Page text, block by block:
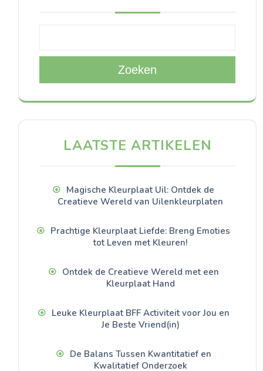
Zoeken
LAATSTE ARTIKELEN
Magische Kleurplaat Uil: Ontdek de
Creatieve Wereld van Uilenkleurplaten
Prachtige Kleurplaat Liefde: Breng Emoties
tot Leven met Kleuren!
Ontdek de Creatieve Wereld met een
Kleurplaat Hand
Leuke Kleurplaat BFF Activiteit voor Jou en
Je Beste Vriend(in)
De Balans Tussen Kwantitatief en
Kwalitatief Onderzoek